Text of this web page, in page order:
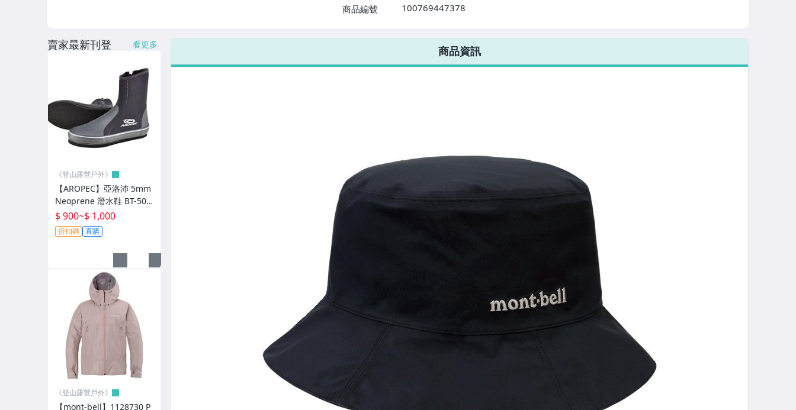
商品編號
100769447378
7-ELEVEN 運費只要38元
不限金額、筆數，筆筆優惠無限次！
┌ 女．童．排 汗 內 衣．內 褲
├ 女．童．排 汗 褲 / 裙 - 春夏
├ 女．童．排 汗 褲 - 秋冬
├ 女．風 衣．外 套
└ 女．童．羽 絨 衣
┌ 男．排 汗 內 衣．內 褲
├ 男．排 汗 衣．車 衣
├ 男．保 暖 衣
├ 男．風 衣．外 套
└ 男．羽 絨 衣
┌ 男．女．防 水 帽
├ 男．女．雨 衣．雨 褲
└ 清 潔 劑．防 水 劑
商品資訊
賣家最新刊登 看更多
《登山露營戶外》
【AROPEC】亞洛沛 5mm
Neoprene 潛水鞋 BT-50B
F-BK 溯溪鞋防滑鞋 台灣製
$ 900~$ 1,000
折扣碼 直購
《登山露營戶外》
【mont-bell】1128730 P